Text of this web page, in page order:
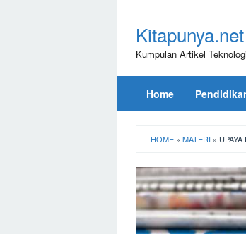
kontenKitapunya.net
Kumpulan Artikel
Home
HOME » MATERI »